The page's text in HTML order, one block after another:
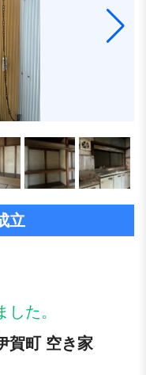
立
た。
賀町 空き家